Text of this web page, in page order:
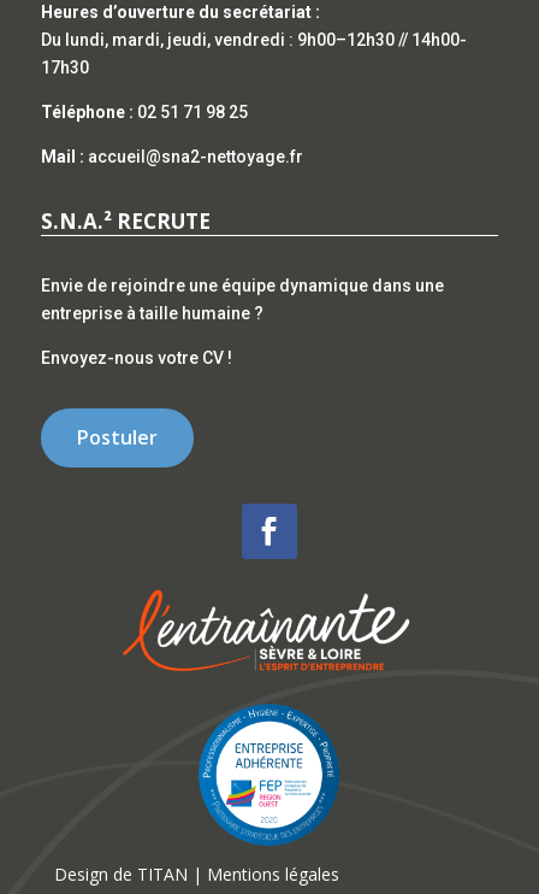
Heures d’ouverture du secrétariat :
Du lundi, mardi, jeudi, vendredi : 9h00–12h30 // 14h00-
17h30
Téléphone : 02 51 71 98 25
Mail : accueil@sna2-nettoyage.fr
S.N.A.² RECRUTE
Envie de rejoindre une équipe dynamique dans une
entreprise à taille humaine ?
Envoyez-nous votre CV !
Postuler
Design de TITAN | Mentions légales